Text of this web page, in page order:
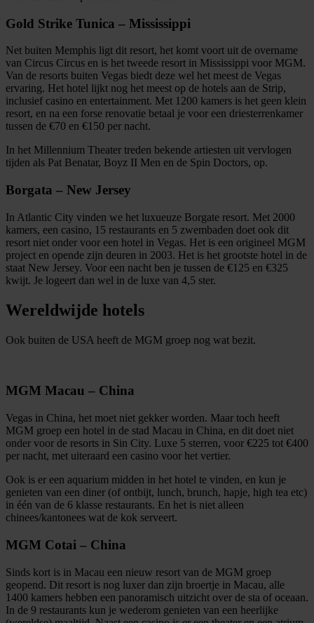
Gold Strike Tunica – Mississippi
Net buiten Memphis ligt dit resort, het komt voort uit de overname
van Circus Circus en is het tweede resort in Mississippi voor MGM.
Van de resorts buiten Vegas biedt deze wel het meest de Vegas
ervaring. Het hotel lijkt nog het meest op de hotels aan de Strip,
inclusief casino en entertainment. Met 1200 kamers is het geen klein
resort, en na een forse renovatie betaal je voor een driesterrenkamer
tussen de €70 en €150 per nacht.
In het Millennium Theater treden bekende artiesten uit vervlogen
tijden als Pat Benatar, Boyz II Men en de Spin Doctors, op.
Borgata – New Jersey
In Atlantic City vinden we het luxueuze Borgate resort. Met 2000
kamers, een casino, 15 restaurants en 5 zwembaden doet ook dit
resort niet onder voor een hotel in Vegas. Het is een origineel MGM
project en opende zijn deuren in 2003. Het is het grootste hotel in de
staat New Jersey. Voor een nacht ben je tussen de €125 en €325
kwijt. Je logeert dan wel in de luxe van 4,5 ster.
Wereldwijde hotels
Ook buiten de USA heeft de MGM groep nog wat bezit.
MGM Macau – China
Vegas in China, het moet niet gekker worden. Maar toch heeft
MGM groep een hotel in de stad Macau in China, en dit doet niet
onder voor de resorts in Sin City. Luxe 5 sterren, voor €225 tot €400
per nacht, met uiteraard een casino voor het vertier.
Ook is er een aquarium midden in het hotel te vinden, en kun je
genieten van een diner (of ontbijt, lunch, brunch, hapje, high tea etc)
in één van de 6 klasse restaurants. En het is niet alleen
chinees/kantonees wat de kok serveert.
MGM Cotai – China
Sinds kort is in Macau een nieuw resort van de MGM groep
geopend. Dit resort is nog luxer dan zijn broertje in Macau, alle
1400 kamers hebben een panoramisch uitzicht over de sta of oceaan.
In de 9 restaurants kun je wederom genieten van een heerlijke